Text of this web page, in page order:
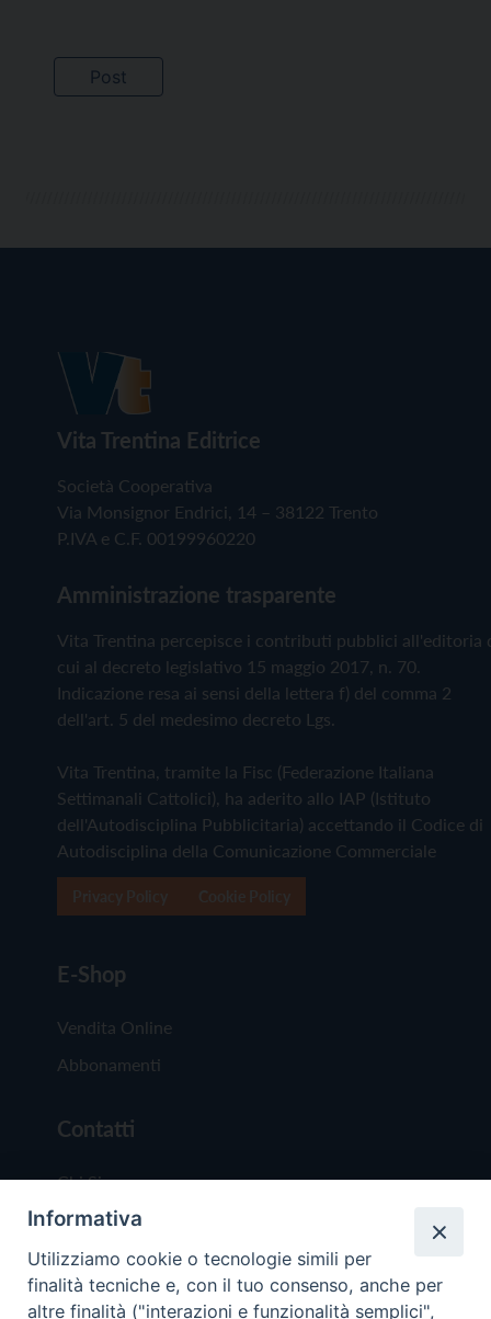
Vita Trentina Editrice
Società Cooperativa
Via Monsignor Endrici, 14 – 38122 Trento
P.IVA e C.F. 00199960220
Amministrazione trasparente
Vita Trentina percepisce i contributi pubblici all'editoria
cui al decreto legislativo 15 maggio 2017, n. 70.
Indicazione resa ai sensi della lettera f) del comma 2
dell'art. 5 del medesimo decreto Lgs.
Vita Trentina, tramite la Fisc (Federazione Italiana
Settimanali Cattolici), ha aderito allo IAP (Istituto
dell'Autodisciplina Pubblicitaria) accettando il Codice di
Autodisciplina della Comunicazione Commerciale
E-Shop
Vendita Online
Abbonamenti
Contatti
Chi Siamo
Redazione
Scrivici
Informativa
Utilizziamo cookie o tecnologie simili per
finalità tecniche e, con il tuo consenso, anche per
altre finalità ("interazioni e funzionalità semplici",